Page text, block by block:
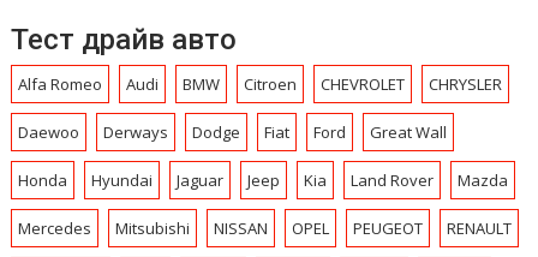
Тест драйв авто
Alfa Romeo Audi BMW Citroen CHEVROLET CHRYSLЕR
Daewoo Derways Dodge Fiat Ford Great Wall
Honda Hyundai Jaguar Jeep Kia Land Rover Mazda
Mercedes Mitsubishi NISSAN OPEL PEUGEOT RENAULT